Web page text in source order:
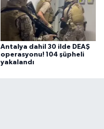
Antalya dahil 30 ilde DEAŞ
operasyonu! 104 şüpheli
yakalandı